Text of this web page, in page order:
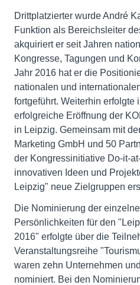
Drittplatzierter wurde André
Funktion als Bereichsleiter
akquiriert er seit Jahren
Kongresse, Tagungen und
Jahr 2016 hat er die
nationalen und
fortgeführt. Weiterhin erfolgte
erfolgreiche Eröffnung der
in Leipzig. Gemeinsam mit
Marketing GmbH und 50
der Kongressinitiative Do-it-
innovativen Ideen und
Leipzig" neue Zielgruppen
Die Nominierung der
Persönlichkeiten für den
2016" erfolgte über die
Veranstaltungsreihe
waren zehn Unternehmen
nominiert. Bei den